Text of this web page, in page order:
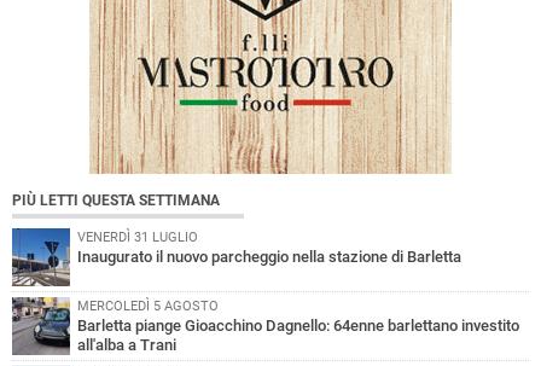
PIÙ LETTI QUESTA SETTIMANA
VENERDÌ 31 LUGLIO
Inaugurato il nuovo parcheggio nella stazione di Barletta
MERCOLEDÌ 5 AGOSTO
Barletta piange Gioacchino Dagnello: 64enne barlettano investito
all'alba a Trani